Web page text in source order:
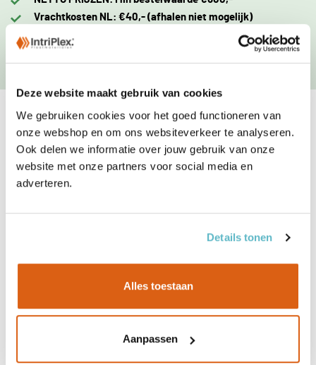
Deze website maakt gebruik van cookies
We gebruiken cookies voor het goed functioneren van
onze webshop en om ons websiteverkeer te analyseren.
Ook delen we informatie over jouw gebruik van onze
website met onze partners voor social media en
adverteren.
Details tonen
Alles toestaan
Aanpassen
Vrachtkosten NL: €40,- (afhalen niet mogelijk)
Zakelijk? Log in of vraag een account aan.
Eigenschappen
Levering